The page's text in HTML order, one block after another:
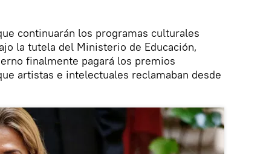
continuarán los programas culturales
la tutela del Ministerio de Educación,
finalmente pagará los premios
artistas e intelectuales reclamaban desde